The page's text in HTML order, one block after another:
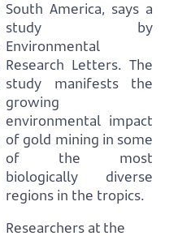
South America, says a
study by
Environmental
Research Letters. The
study manifests the
growing
environmental impact
of gold mining in some
of the most
biologically diverse
regions in the tropics.
Researchers at the